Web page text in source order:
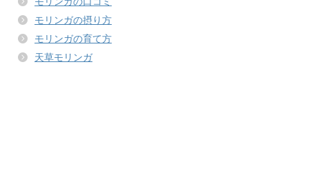
モリンガの摂り方
モリンガの育て方
天草モリンガ